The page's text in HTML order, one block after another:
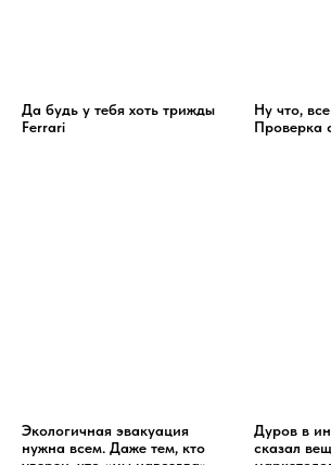
Да будь у тебя хоть трижды
Ferrari
Ну что,
Проверка
Экологичная эвакуация
нужна всем. Даже тем, кто
Дуров в
сказал